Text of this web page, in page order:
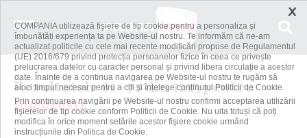
Rezultatele 61 - 72 din 1213 pentru
bucuresti
×
COMPANIA utilizează fişiere de tip cookie pentru a personaliza și
îmbunătăți experiența ta pe Website-ul nostru. Te informăm că ne-am
actualizat politicile cu cele mai recente modificări propuse de Regulamentul
(UE) 2016/679 privind protecția persoanelor fizice în ceea ce privește
prelucrarea datelor cu caracter personal și privind libera circulație a acestor
date. Înainte de a continua navigarea pe Website-ul nostru te rugăm să
aloci timpul necesar pentru a citi și înțelege conținutul Politicii de Cookie.
Prin continuarea navigării pe Website-ul nostru confirmi acceptarea utilizării
fişierelor de tip cookie conform Politicii de Cookie. Nu uita totuși că poți
modifica în orice moment setările acestor fişiere cookie urmând
instrucțiunile din Politica de Cookie.